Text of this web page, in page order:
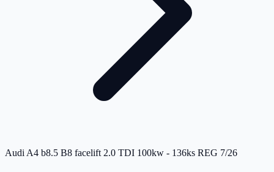
Audi A4 b8.5 B8 facelift 2.0 TDI 100kw - 136ks REG 7/26